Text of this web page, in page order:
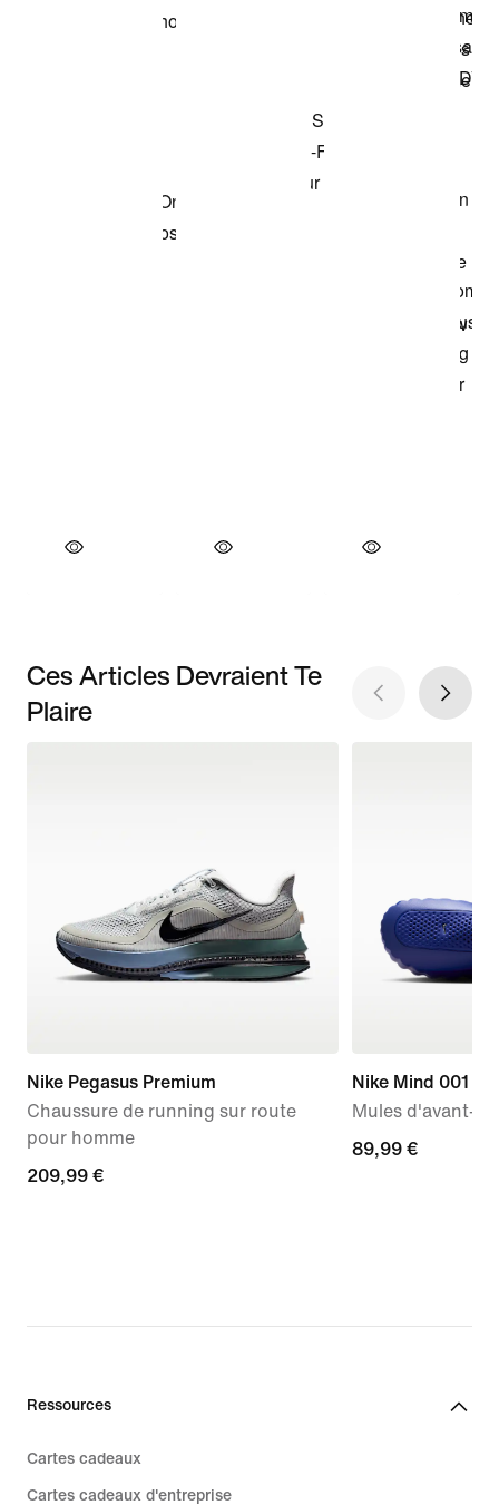
Ces Articles Devraient Te
Plaire
Nike Pegasus Premium
Chaussure de running sur route
pour homme
209,99 €
209,99 €
Nike Mind 001
Mules d'avant-
89,99 €
89,99 €
Ressources
Cartes cadeaux
Cartes cadeaux d'entreprise